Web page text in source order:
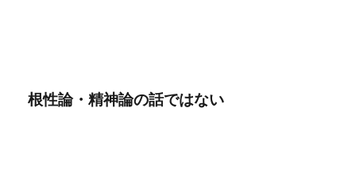
根性論・精神論の話ではない